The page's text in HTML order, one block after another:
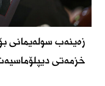
زەینەب سولەیمانی
خزمەتی